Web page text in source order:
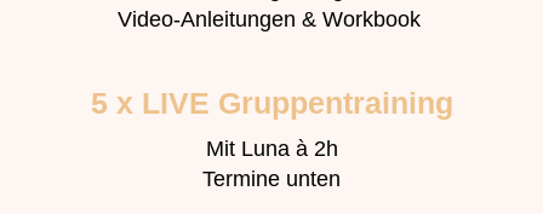
Video-Anleitungen & Workbook
5 x LIVE Gruppentraining
Mit Luna à 2h
Termine unten